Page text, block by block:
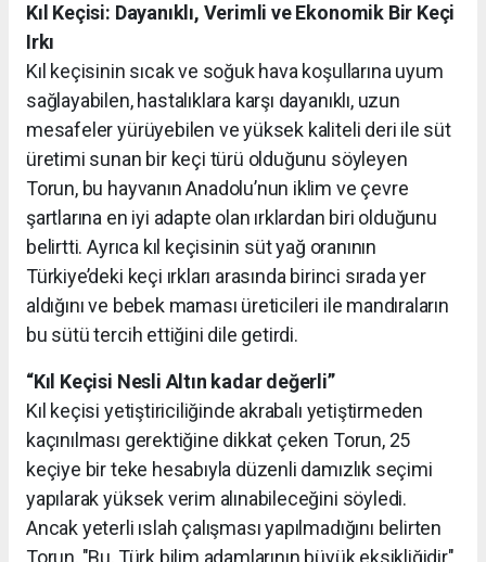
Kıl Keçisi: Dayanıklı, Verimli ve Ekonomik Bir Keçi
Irkı
Kıl keçisinin sıcak ve soğuk hava koşullarına uyum
sağlayabilen, hastalıklara karşı dayanıklı, uzun
mesafeler yürüyebilen ve yüksek kaliteli deri ile süt
üretimi sunan bir keçi türü olduğunu söyleyen
Torun, bu hayvanın Anadolu’nun iklim ve çevre
şartlarına en iyi adapte olan ırklardan biri olduğunu
belirtti. Ayrıca kıl keçisinin süt yağ oranının
Türkiye’deki keçi ırkları arasında birinci sırada yer
aldığını ve bebek maması üreticileri ile mandıraların
bu sütü tercih ettiğini dile getirdi.
“Kıl Keçisi Nesli Altın kadar değerli”
Kıl keçisi yetiştiriciliğinde akrabalı yetiştirmeden
kaçınılması gerektiğine dikkat çeken Torun, 25
keçiye bir teke hesabıyla düzenli damızlık seçimi
yapılarak yüksek verim alınabileceğini söyledi.
Ancak yeterli ıslah çalışması yapılmadığını belirten
Torun, "Bu, Türk bilim adamlarının büyük eksikliğidir"